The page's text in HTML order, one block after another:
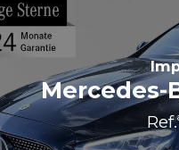
Mercedes-